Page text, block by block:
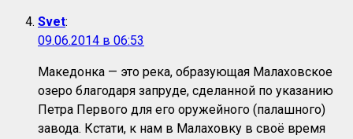
Svet:
09.06.2014 в 06:53
Македонка — это река, образующая Малаховское
озеро благодаря запруде, сделанной по указанию
Петра Первого для его оружейного (палашного)
завода. Кстати, к нам в Малаховку в своё время